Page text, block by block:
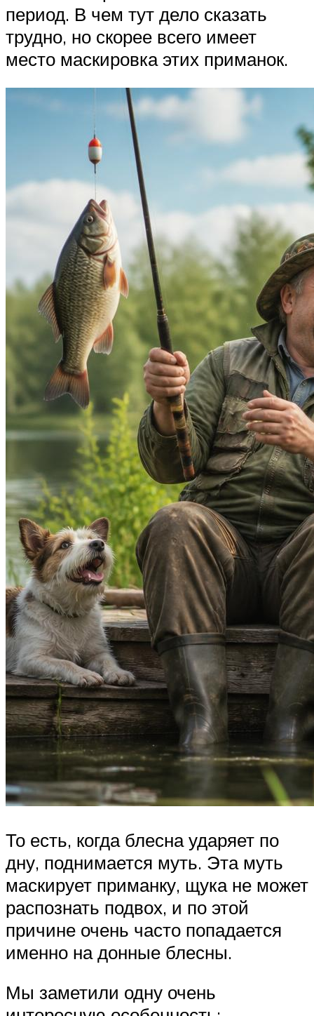
период. В чем тут дело сказать
трудно, но скорее всего имеет
место маскировка этих приманок.
То есть, когда блесна ударяет по
дну, поднимается муть. Эта муть
маскирует приманку, щука не может
распознать подвох, и по этой
причине очень часто попадается
именно на донные блесны.
Мы заметили одну очень